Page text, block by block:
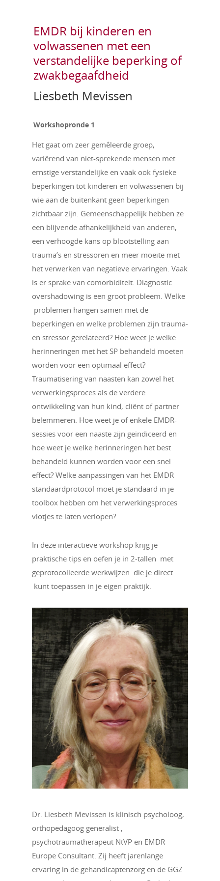
EMDR bij kinderen en
volwassenen met een
verstandelijke beperking of
zwakbegaafdheid
Liesbeth Mevissen
Workshopronde 1
Het gaat om zeer gemêleerde groep,
variërend van niet-sprekende mensen met
ernstige verstandelijke en vaak ook fysieke
beperkingen tot kinderen en volwassenen bij
wie aan de buitenkant geen beperkingen
zichtbaar zijn. Gemeenschappelijk hebben ze
een blijvende afhankelijkheid van anderen,
een verhoogde kans op blootstelling aan
trauma’s en stressoren en meer moeite met
het verwerken van negatieve ervaringen. Vaak
is er sprake van comorbiditeit. Diagnostic
overshadowing is een groot probleem. Welke
problemen hangen samen met de
beperkingen en welke problemen zijn trauma-
en stressor gerelateerd? Hoe weet je welke
herinneringen met het SP behandeld moeten
worden voor een optimaal effect?
Traumatisering van naasten kan zowel het
verwerkingsproces als de verdere
ontwikkeling van hun kind, cliënt of partner
belemmeren. Hoe weet je of enkele EMDR-
sessies voor een naaste zijn geïndiceerd en
hoe weet je welke herinneringen het best
behandeld kunnen worden voor een snel
effect? Welke aanpassingen van het EMDR
standaardprotocol moet je standaard in je
toolbox hebben om het verwerkingsproces
vlotjes te laten verlopen?
In deze interactieve workshop krijg je
praktische tips en oefen je in 2-tallen met
geprotocolleerde werkwijzen die je direct
kunt toepassen in je eigen praktijk.
Dr. Liesbeth Mevissen is klinisch psycholoog,
orthopedagoog generalist ,
psychotraumatherapeut NtVP en EMDR
Europe Consultant. Zij heeft jarenlange
ervaring in de gehandicaptenzorg en de GGZ